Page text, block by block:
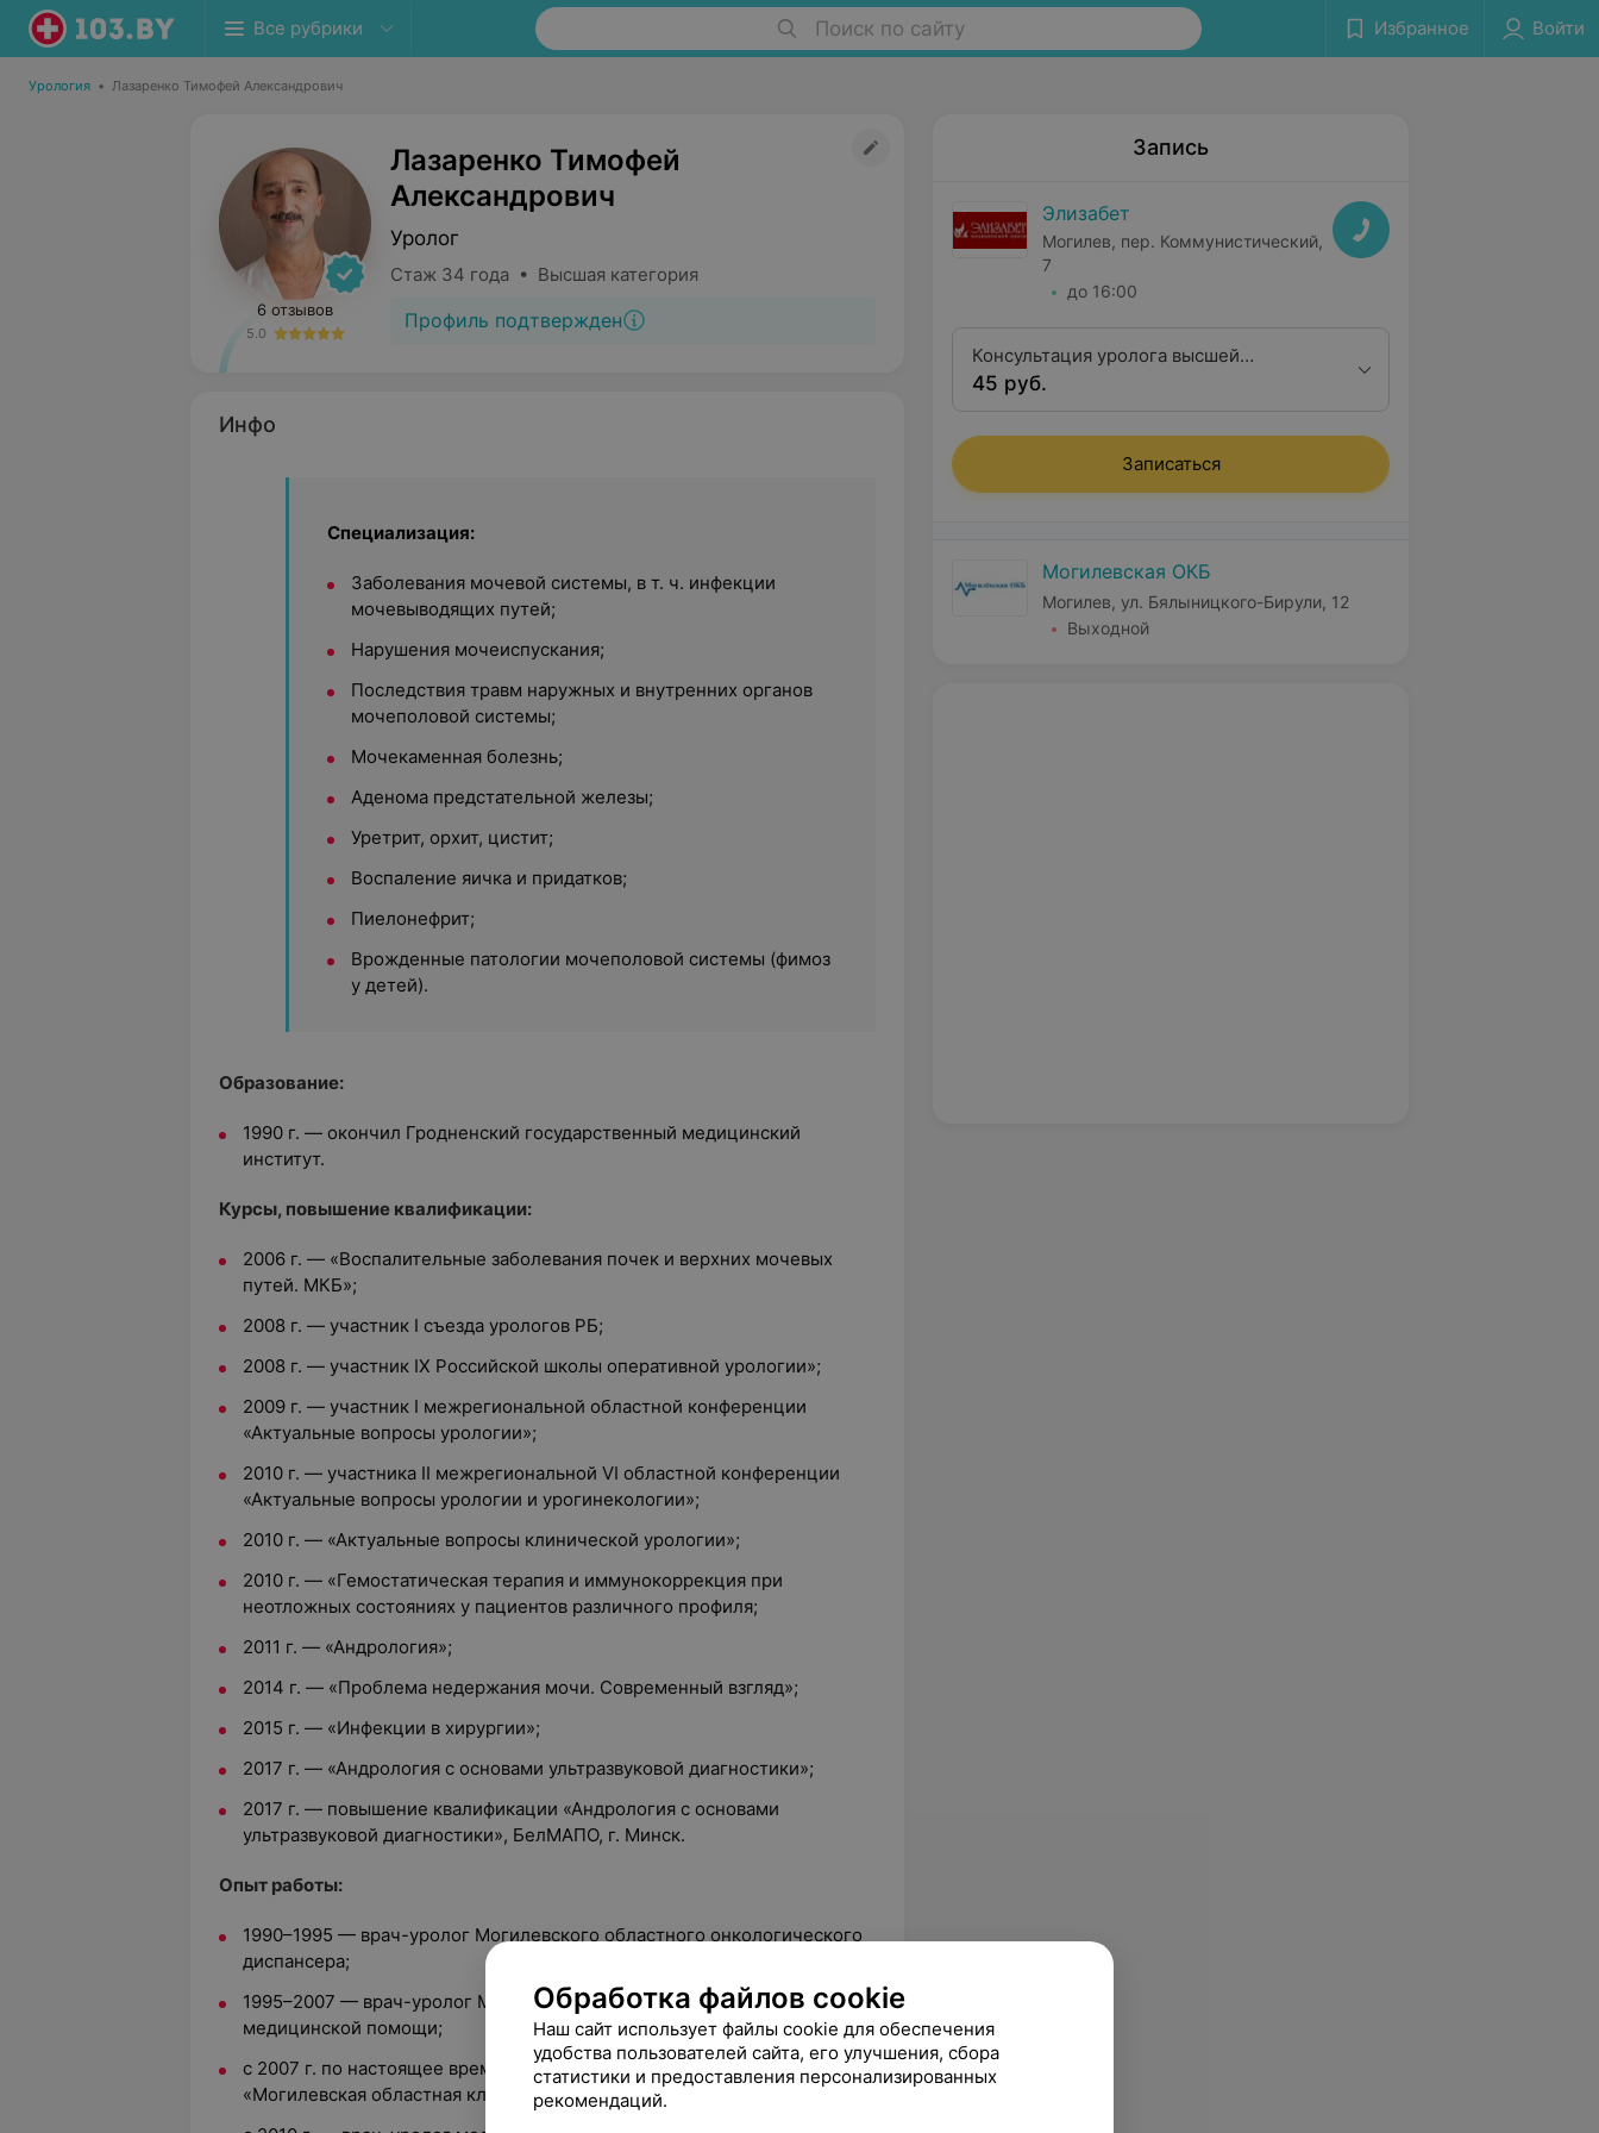
Все рубрики Поиск по сайту Избранное Войти
Урология • Лазаренко Тимофей Александрович
6 отзывов
5.0
Лазаренко Тимофей
Александрович
Уролог
Стаж 34 года • Высшая категория
Профиль подтвержден
Инфо
Специализация:
Заболевания мочевой системы, в т. ч. инфекции
мочевыводящих путей;
Нарушения мочеиспускания;
Последствия травм наружных и внутренних органов
мочеполовой системы;
Мочекаменная болезнь;
Аденома предстательной железы;
Уретрит, орхит, цистит;
Воспаление яичка и придатков;
Пиелонефрит;
Врожденные патологии мочеполовой системы (фимоз
у детей).
Образование:
1990 г. — окончил Гродненский государственный медицинский
институт.
Курсы, повышение квалификации:
2006 г. — «Воспалительные заболевания почек и верхних мочевых
путей. МКБ»;
2008 г. — участник I съезда урологов РБ;
2008 г. — участник IX Российской школы оперативной урологии»;
2009 г. — участник I межрегиональной областной конференции
«Актуальные вопросы урологии»;
2010 г. — участника II межрегиональной VI областной конференции
«Актуальные вопросы урологии и урогинекологии»;
2010 г. — «Актуальные вопросы клинической урологии»;
2010 г. — «Гемостатическая терапия и иммунокоррекция при
неотложных состояниях у пациентов различного профиля;
2011 г. — «Андрология»;
2014 г. — «Проблема недержания мочи. Современный взгляд»;
2015 г. — «Инфекции в хирургии»;
2017 г. — «Андрология с основами ультразвуковой диагностики»;
2017 г. — повышение квалификации «Андрология с основами
ультразвуковой диагностики», БелМАПО, г. Минск.
Опыт работы:
1990–1995 — врач-уролог Могилевского областного онкологического
диспансера;
1995–2007 — врач-уролог Могилевской городской больницы скорой
медицинской помощи;
с 2007 г. по настоящее время — врач-уролог кабинета литотрипсии УЗ
«Могилевская областная клиническая больница»;
Запись
Элизабет
Могилев, пер. Коммунистический,
7
до 16:00
Консультация уролога высшей
категории
45 руб.
Записаться
Могилевская ОКБ
Могилев, ул. Бялыницкого-Бирули, 12
Выходной
Обработка файлов cookie
Наш сайт использует файлы cookie для обеспечения
удобства пользователей сайта, его улучшения, сбора
статистики и предоставления персонализированных
рекомендаций.